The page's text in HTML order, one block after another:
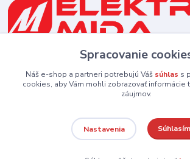
(Po-Pia 8-16:30 hod., So 8:30-11:30)
Spracovanie
Náš e-shop a partneri potrebujú Váš súhlas s
cookies, aby Vám mohli zobrazovať informácie
záujmov.
Nastavenia Súhlasím